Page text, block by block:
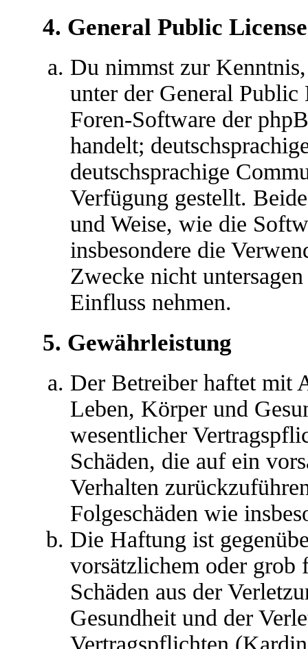
4. General Public License
Du nimmst zur
unter der General
Foren-Software der
handelt;
deutschsprachige
Verfügung gestellt.
und Weise, wie die
insbesondere die
Zwecke nicht
Einfluss nehmen.
5. Gewährleistung
Der Betreiber haftet mit
Leben, Körper und
wesentlicher
Schäden, die auf ein
Verhalten
Folgeschäden wie
Die Haftung ist
vorsätzlichem oder grob
Schäden aus der
Gesundheit und der